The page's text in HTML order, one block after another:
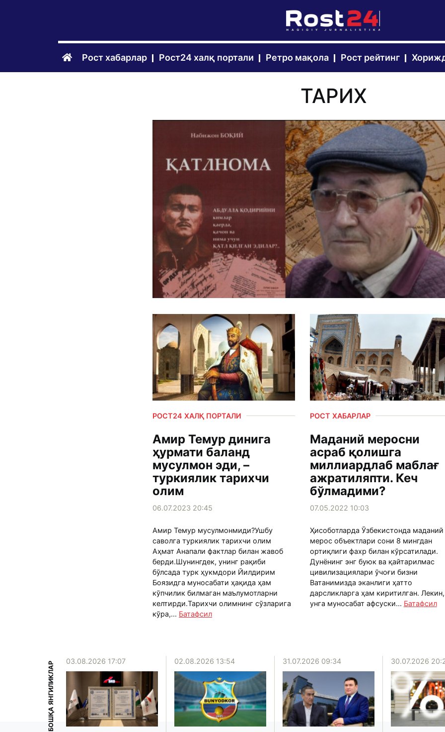
Рост хабарлар Рост24 халқ портали Ретро мақола Рост рейтинг
ТАРИХ
РОСТ24 ХАЛҚ ПОРТАЛИ
Амир Темур динига
ҳурмати баланд
мусулмон эди, –
туркиялик тарихчи
олим
06.07.2023 20:45
Амир Темур мусулмонмиди?Ушбу
саволга туркиялик тарихчи олим
Аҳмат Анапали фактлар билан жавоб
берди.Шунингдек, унинг рақиби
бўлсада турк ҳукмдори Йилдирим
Боязидга муносабати ҳақида ҳам
кўпчилик билмаган маълумотларни
келтирди.Тарихчи олимнинг сўзларига
кўра,... Батафсил
РОСТ ХАБАРЛАР
Маданий меросни
асраб қолишга
миллиардлаб маблағ
ажратиляпти. Кеч
бўлмадими?
07.05.2022 10:03
Ҳисоботларда Ўзбекистонда маданий
мерос объектлари сони 8 мингдан
ортиқлиги фахр билан кўрсатилади.
Дунёнинг энг буюк ва қайтарилмас
цивилизациялари ўчоғи бизни
Ватанимизда эканлиги ҳатто
дарсликларга ҳам киритилган. Лекин,
унга муносабат афсуски... Батафсил
БОШҚА ЯНГИЛИКЛАР 03.08.2026 17:07 02.08.2026 13:54 31.07.2026 09:34 30.07.2026